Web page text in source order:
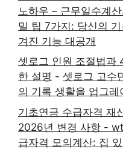
노하우 – 근무일수계산
밀 팁 7가지: 당신의
겨진 기능 대공개
셋로그 인원 조절법과
한 설명 - 셋로그 고수
의 기록 생활을 업그
기초연금 수급자격 재
2026년 변경 사항 -
급자격 모의계산: 집